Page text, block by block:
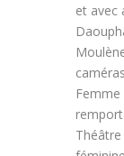
et avec